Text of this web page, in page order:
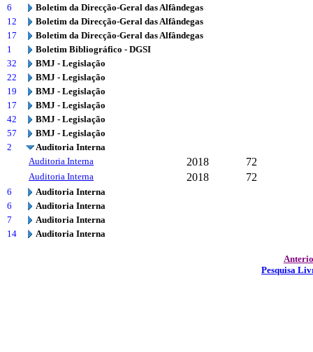
6
Boletim da Direcção-Geral das Alfândegas
12
Boletim da Direcção-Geral das Alfândegas
17
Boletim da Direcção-Geral das Alfândegas
1
Boletim Bibliográfico - DGSI
32
BMJ - Legislação
22
BMJ - Legislação
19
BMJ - Legislação
17
BMJ - Legislação
42
BMJ - Legislação
57
BMJ - Legislação
2
Auditoria Interna
Auditoria Interna
2018 72
Auditoria Interna 2018 72
6
Auditoria Interna
6
Auditoria Interna
7
Auditoria Interna
14
Auditoria Interna
Pesquisa